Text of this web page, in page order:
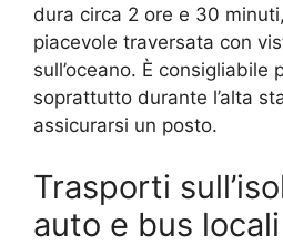
dura circa 2 ore e 30
piacevole traversata con
sull’oceano. È consigliabile
soprattutto durante l’alta
assicurarsi un posto.
Trasporti
auto e bus locali